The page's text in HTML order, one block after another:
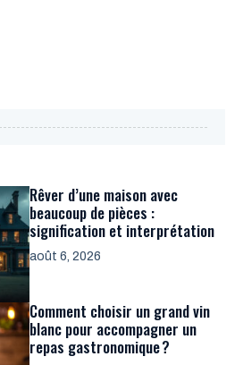
Rêver d’une maison avec
beaucoup de pièces :
signification et interprétation
août 6, 2026
Comment choisir un grand vin
blanc pour accompagner un
repas gastronomique ?